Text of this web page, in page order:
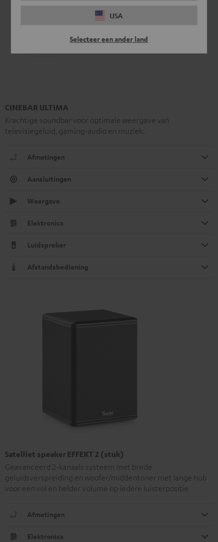
USA
Selecteer een ander land
CINEBAR ULTIMA
Krachtige soundbar voor optimale weergave van
televisiegeluid, gaming-audio en muziek.
Afmetingen
Aansluitingen
Weergave
Elektronica
Luidspreker
Afstandsbediening
Satelliet speaker EFFEKT 2 (stuk)
Geavanceerd 2-kanaals systeem met brede
geluidsverspreiding en woofer/middentoner met lange hub
voor een vol en helder volume op iedere luisterpositie
Afmetingen
Elektronica